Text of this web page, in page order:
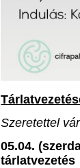
Szeretettel
05.04.
tárlatvezetés